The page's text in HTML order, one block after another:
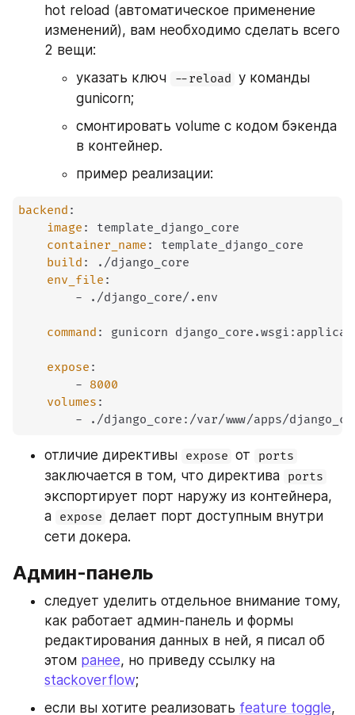
hot reload (автоматическое применение
изменений), вам необходимо сделать всего
2 вещи:
указать ключ
--reload у команды
gunicorn;
смонтировать volume с кодом бэкенда
в контейнер.
пример реализации:
backend :
image :
template_django_core
container_name :
template_django_core
build :
./django_core
env_file :
- ./django_core/.env
command : gunicorn django_core.wsgi :
expose :
- 8000
volumes :
- ./django_core : /var/www/apps/
отличие директивы expose от ports
заключается в том, что директива ports
экспортирует порт наружу из контейнера,
а expose делает порт доступным внутри
сети докера.
Админ-панель
следует уделить отдельное внимание тому,
как работает админ-панель и формы
редактирования данных в ней, я писал об
этом ранее
stackoverflow;
если вы хотите реализовать feature toggle,